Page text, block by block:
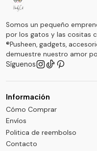
Somos un pequeño
por los gatos y las cositas
®Pusheen, gadgets,
demuestre nuestro amor
Síguenos
Información
Cómo Comprar
Envíos
Politica de reembolso
Contacto